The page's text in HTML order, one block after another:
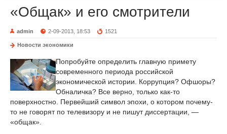
«Общак» и его смотрители
admin 2-09-2013, 18:53 1521
Новости экономики
Попробуйте определить главную примету
современного периода российской
экономической истории. Коррупция? Офшоры?
Обналичка? Все верно, только как-то
поверхностно. Первейший символ эпохи, о котором почему-
то не говорят по телевизору и не пишут диссертации, —
«общак».